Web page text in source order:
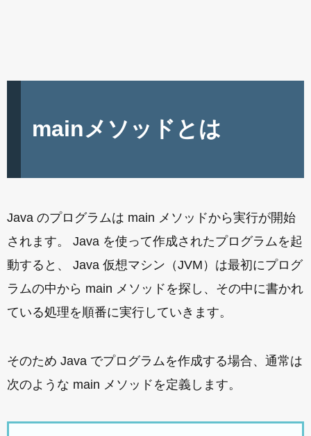
mainメソッドとは
Java のプログラムは main メソッドから実行が開始
されます。 Java を使って作成されたプログラムを起
動すると、 Java 仮想マシン（JVM）は最初にプログ
ラムの中から main メソッドを探し、その中に書かれ
ている処理を順番に実行していきます。
そのため Java でプログラムを作成する場合、通常は
次のような main メソッドを定義します。